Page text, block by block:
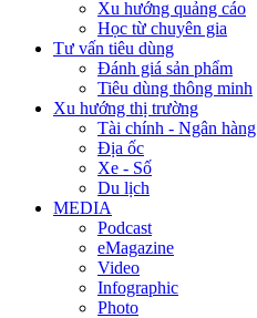
Xu hướng quảng cáo
Học từ chuyên gia
Tư vấn tiêu dùng
Đánh giá sản phẩm
Tiêu dùng thông minh
Xu hướng thị trường
Tài chính - Ngân hàng
Địa ốc
Xe - Số
Du lịch
MEDIA
Podcast
eMagazine
Video
Infographic
Photo